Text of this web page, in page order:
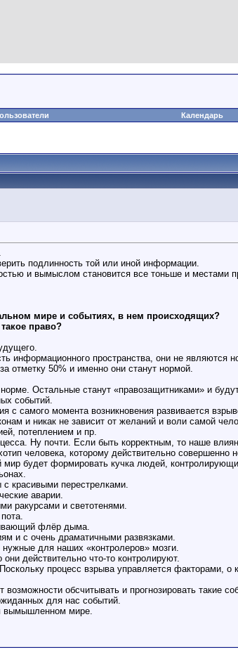
Календарь
подлинность той или иной информации.
и вымыслом становится все тоньше и местами
мире и событиях, в нем происходящих?
право?
информационного пространства, они не являются
отметку 50% и именно они станут нормой.
Остальные станут «правозащитниками» и
событий.
с самого момента возникновения развивается
и никак не зависит от желаний и воли самой
потеплением и пр.
Ну почти. Если быть корректным, то наше
человека, которому действительно
будет формировать кучка людей,
с красивыми перестрелками.
аварии.
ракурсами и светотенями.
флёр дыма.
и с очень драматичными развязками.
для наших «контролеров» мозги.
действительно что-то контролируют.
процесс взрыва управляется факторами,
обсчитывать и прогнозировать такие
для нас событий.
вымышленном мире.